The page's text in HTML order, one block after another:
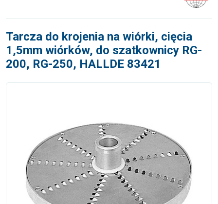
Tarcza do krojenia na wiórki, cięcia
1,5mm wiórków, do szatkownicy RG-
200, RG-250, HALLDE 83421